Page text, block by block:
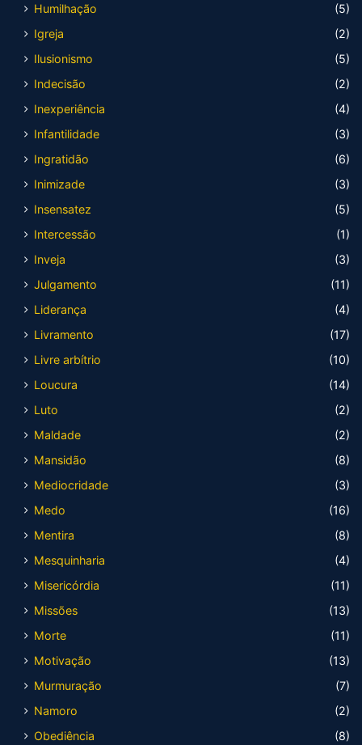
Humilhação
(5)
Igreja
(2)
Ilusionismo
(5)
Indecisão
(2)
Inexperiência
(4)
Infantilidade
(3)
Ingratidão
(6)
Inimizade
(3)
Insensatez
(5)
Intercessão
(1)
Inveja
(3)
Julgamento
(11)
Liderança
(4)
Livramento
(17)
Livre arbítrio
(10)
Loucura
(14)
Luto
(2)
Maldade
(2)
Mansidão
(8)
Mediocridade
(3)
Medo
(16)
Mentira
(8)
Mesquinharia
(4)
Misericórdia
(11)
Missões
(13)
Morte
(11)
Motivação
(13)
Murmuração
(7)
Namoro
(2)
Obediência
(8)